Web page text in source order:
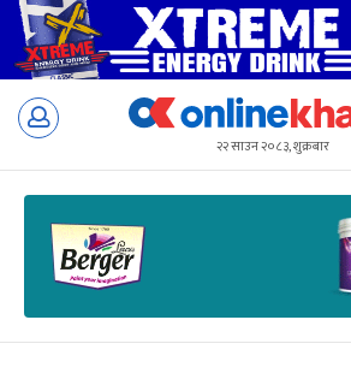
Skip
२२ साउन २०८३, शुक्रबार